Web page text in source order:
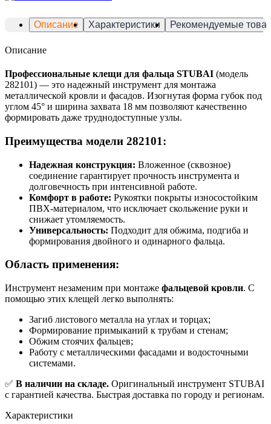
Описание Характеристики Рекомендуемые
Описание
Профессиональные клещи для фальца STUBAI (модель
282101) — это надежный инструмент для монтажа
металлической кровли и фасадов. Изогнутая форма губок под
углом 45° и ширина захвата 18 мм позволяют качественно
формировать даже труднодоступные узлы.
Преимущества модели 282101:
Надежная конструкция: Вложенное (сквозное)
соединение гарантирует прочность инструмента и
долговечность при интенсивной работе.
Комфорт в работе: Рукоятки покрыты износостойким
ПВХ-материалом, что исключает скольжение руки и
снижает утомляемость.
Универсальность: Подходит для обжима, подгиба и
формирования двойного и одинарного фальца.
Область применения:
Инструмент незаменим при монтаже фальцевой кровли. С
помощью этих клещей легко выполнять:
Загиб листового металла на углах и торцах;
Формирование примыканий к трубам и стенам;
Обжим стоячих фальцев;
Работу с металлическими фасадами и водосточными
системами.
✅ В наличии на складе. Оригинальный инструмент STUBAI
с гарантией качества. Быстрая доставка по городу и регионам.
Характеристики